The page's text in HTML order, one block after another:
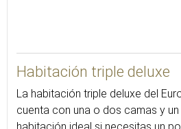
Habitación triple deluxe
La habitación triple deluxe del
cuenta con una o dos camas y